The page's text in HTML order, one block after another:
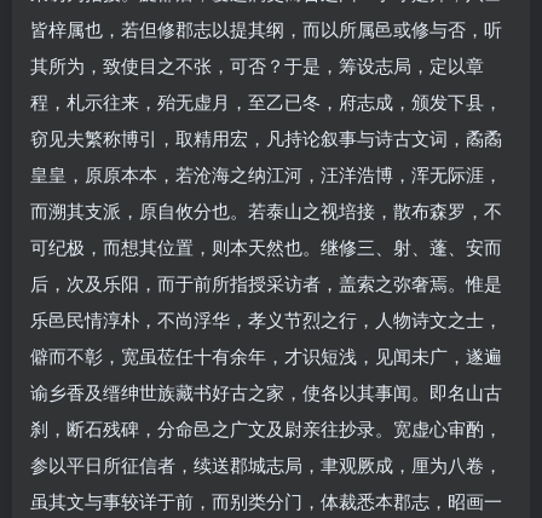
皆梓属也，若但修郡志以提其纲，而以所属邑或修与否，听
其所为，致使目之不张，可否？于是，筹设志局，定以章
程，札示往来，殆无虚月，至乙已冬，府志成，颁发下县，
窃见夫繁称博引，取精用宏，凡持论叙事与诗古文词，矞矞
皇皇，原原本本，若沧海之纳江河，汪洋浩博，浑无际涯，
而溯其支派，原自攸分也。若泰山之视培接，散布森罗，不
可纪极，而想其位置，则本天然也。继修三、射、蓬、安而
后，次及乐阳，而于前所指授采访者，盖索之弥奢焉。惟是
乐邑民情淳朴，不尚浮华，孝义节烈之行，人物诗文之士，
僻而不彰，宽虽莅任十有余年，才识短浅，见闻未广，遂遍
谕乡香及缙绅世族藏书好古之家，使各以其事闻。即名山古
刹，断石残碑，分命邑之广文及尉亲往抄录。宽虚心审酌，
参以平日所征信者，续送郡城志局，聿观厥成，厘为八卷，
虽其文与事较详于前，而别类分门，体裁悉本郡志，昭画一